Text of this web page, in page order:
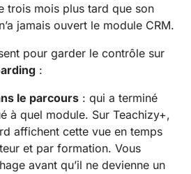
trois mois plus tard que son
jamais ouvert le module CRM.
pour garder le contrôle sur
:
le parcours : qui a terminé
à quel module. Sur Teachizy+,
affichent cette vue en temps
et par formation. Vous
avant qu’il ne devienne un